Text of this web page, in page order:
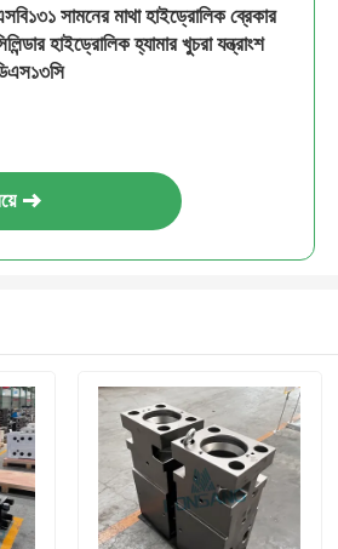
সামনের মাথা হাইড্রোলিক ব্রেকার
হাইড্রোলিক হ্যামার খুচরা যন্ত্রাংশ